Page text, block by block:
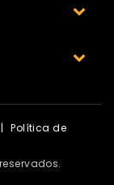
|
Política de